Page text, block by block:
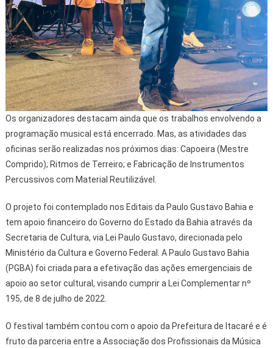
Os organizadores destacam ainda que os trabalhos envolvendo a
programação musical está encerrado. Mas, as atividades das
oficinas serão realizadas nos próximos dias: Capoeira (Mestre
Comprido); Ritmos de Terreiro; e Fabricação de Instrumentos
Percussivos com Material Reutilizável.
O projeto foi contemplado nos Editais da Paulo Gustavo Bahia e
tem apoio financeiro do Governo do Estado da Bahia através da
Secretaria de Cultura, via Lei Paulo Gustavo, direcionada pelo
Ministério da Cultura e Governo Federal. A Paulo Gustavo Bahia
(PGBA) foi criada para a efetivação das ações emergenciais de
apoio ao setor cultural, visando cumprir a Lei Complementar nº
195, de 8 de julho de 2022.
O festival também contou com o apoio da Prefeitura de Itacaré e é
fruto da parceria entre a Associação dos Profissionais da Música